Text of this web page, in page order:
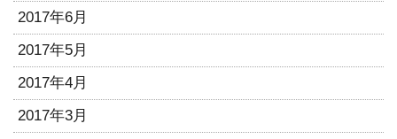
2017年6月
2017年5月
2017年4月
2017年3月